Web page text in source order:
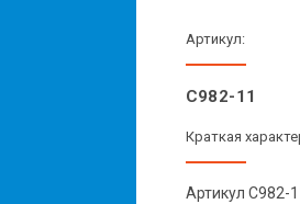
Артикул:
C982-11
Краткая
Артикул C982-